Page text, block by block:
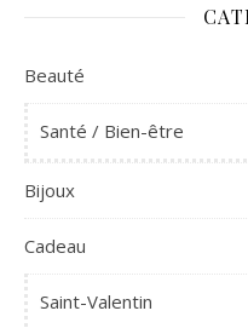
Beauté
Santé / Bien-être
Bijoux
Cadeau
Saint-Valentin